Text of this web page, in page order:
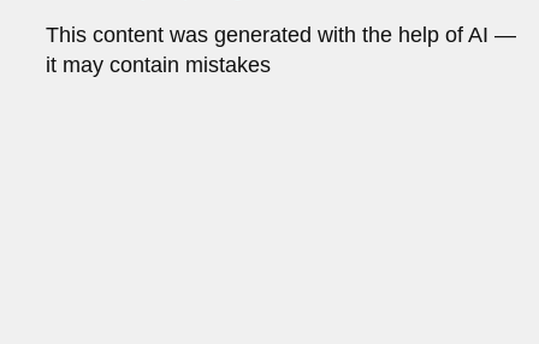
This content was generated with the help of AI —
it may contain mistakes